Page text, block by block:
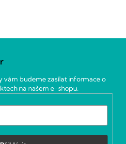
vám budeme zasílat informace o
na našem e-shopu.